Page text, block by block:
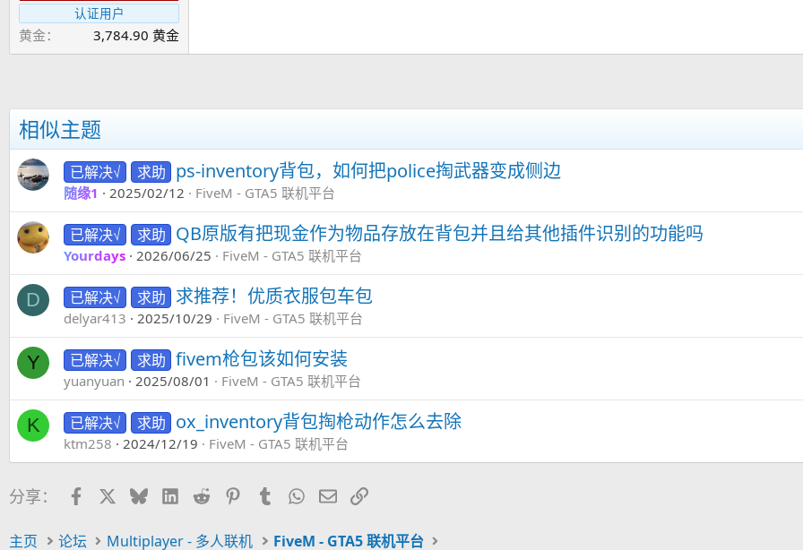
认证用户
黄金 3,784.90 黄金
相似主题
已解决√ 求助 ps-inventory背包，如何把police掏武器变成侧边
随缘1 2025/02/12 FiveM - GTA5 联机平台
已解决√ 求助 QB原版有把现金作为物品存放在背包并且给其他插件识别的功能吗
Yourdays 2026/06/25 FiveM - GTA5 联机平台
D 已解决√ 求助 求推荐！优质衣服包车包
delyar413 2025/10/29 FiveM - GTA5 联机平台
Y 已解决√ 求助 fivem枪包该如何安装
yuanyuan 2025/08/01 FiveM - GTA5 联机平台
K 已解决√ 求助 ox_inventory背包掏枪动作怎么去除
ktm258 2024/12/19 FiveM - GTA5 联机平台
分享： FacebookBlueskyLinkedIn
RedditPinterestTumblrWhatsApp
邮件链接
主页 论坛 Multiplayer - 多人联机 FiveM - GTA5 联机平台